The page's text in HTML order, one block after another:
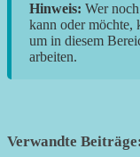
Hinweis: Wer
kann oder möchte,
um in diesem
arbeiten.
Verwandte Beiträge: